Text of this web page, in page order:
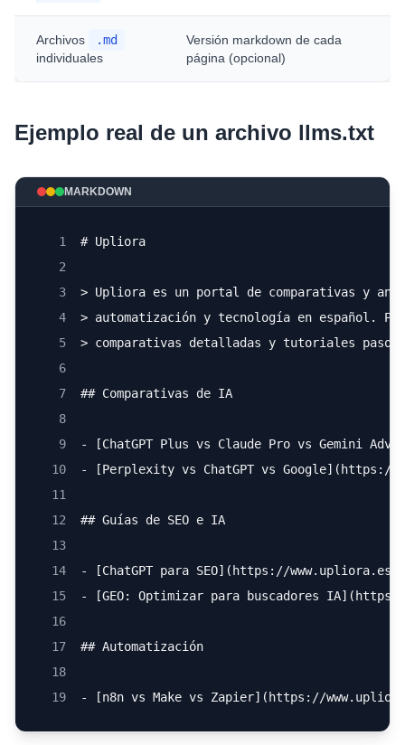
Archivos
.md
individuales
Versión markdown de cada
página (opcional)
Ejemplo real de un archivo llms.txt
MARKDOWN
1
# Upliora
2
3
> Upliora es un portal de comparativas y
4
> automatización y tecnología en español.
5
> comparativas detalladas y tutoriales paso
6
7
## Comparativas de IA
8
9
- [ChatGPT Plus vs Claude Pro vs Gemini
10
- [Perplexity vs ChatGPT vs Google](https://
11
12
## Guías de SEO e IA
13
14
- [ChatGPT para SEO](https://www.upliora.es/
15
- [GEO: Optimizar para buscadores
16
17
## Automatización
18
19
- [n8n vs Make vs Zapier](https://